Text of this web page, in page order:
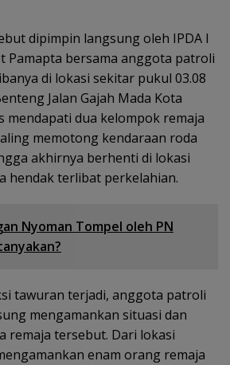
dipimpin langsung oleh IPDA I
Pamapta bersama anggota patroli
di lokasi sekitar pukul 03.08
Jalan Gajah Mada Kota
mendapati dua kelompok remaja
memotong kendaraan roda
akhirnya berhenti di lokasi
hendak terlibat perkelahian.
Nyoman Tompel oleh PN
tawuran terjadi, anggota patroli
mengamankan situasi dan
remaja tersebut. Dari lokasi
enam orang remaja